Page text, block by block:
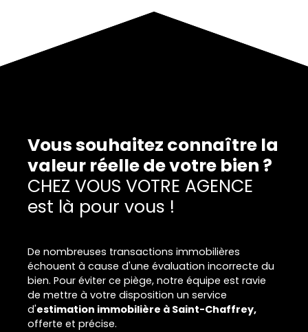
Vous souhaitez connaître la
valeur réelle de votre bien ?
CHEZ VOUS VOTRE AGENCE
est là pour vous !
De nombreuses transactions immobilières
échouent à cause d'une évaluation incorrecte du
bien. Pour éviter ce piège, notre équipe est ravie
de mettre à votre disposition un service
d'estimation immobilière à Saint-Chaffrey,
offerte et précise.